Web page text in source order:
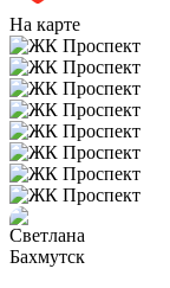
На карте